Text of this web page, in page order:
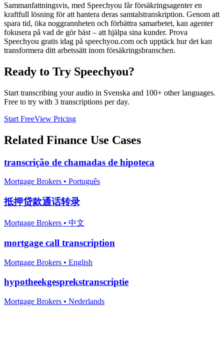
Sammanfattningsvis, med Speechyou får försäkringsagenter en
kraftfull lösning för att hantera deras samtalstranskription. Genom att
spara tid, öka noggrannheten och förbättra samarbetet, kan agenter
fokusera på vad de gör bäst – att hjälpa sina kunder. Prova
Speechyou gratis idag på speechyou.com och upptäck hur det kan
transformera ditt arbetssätt inom försäkringsbranschen.
Ready to Try Speechyou?
Start transcribing your audio in Svenska and 100+ other languages.
Free to try with 3 transcriptions per day.
Start FreeView Pricing
Related Finance Use Cases
transcrição de chamadas de hipoteca
Mortgage Brokers • Português
抵押贷款通话转录
Mortgage Brokers • 中文
mortgage call transcription
Mortgage Brokers • English
hypotheekgesprekstranscriptie
Mortgage Brokers • Nederlands